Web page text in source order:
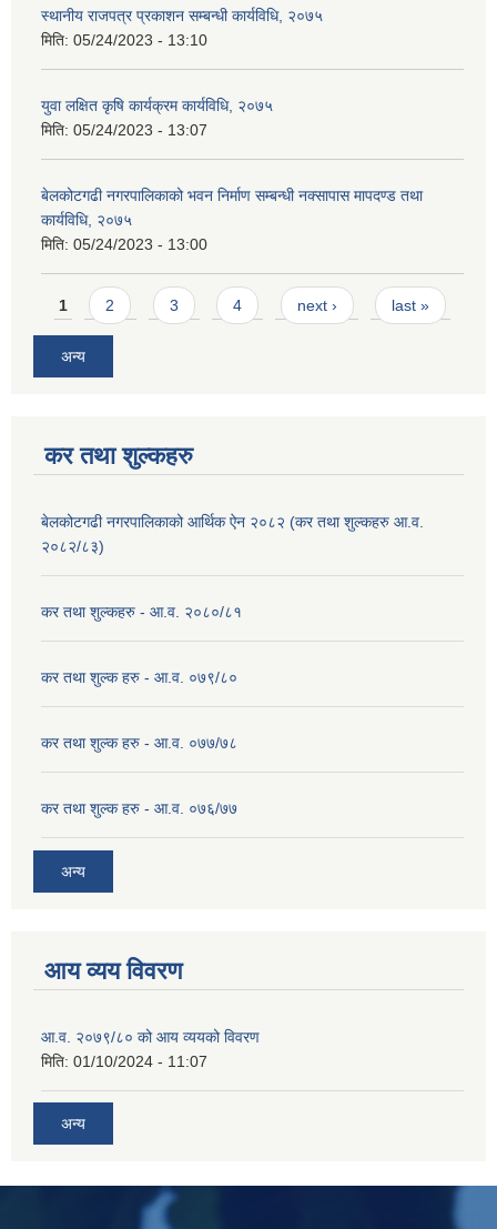
स्थानीय राजपत्र प्रकाशन सम्बन्धी कार्यविधि, २०७५
मिति: 05/24/2023 - 13:10
युवा लक्षित कृषि कार्यक्रम कार्यविधि, २०७५
मिति: 05/24/2023 - 13:07
बेलकोटगढी नगरपालिकाको भवन निर्माण सम्बन्धी नक्सापास मापदण्ड तथा
कार्यविधि, २०७५
मिति: 05/24/2023 - 13:00
Pages
1 2 3 4 next › last »
अन्य
कर तथा शुल्कहरु
बेलकोटगढी नगरपालिकाको आर्थिक ऐन २०८२ (कर तथा शुल्कहरु आ.व.
२०८२/८३)
कर तथा शुल्कहरु - आ.व. २०८०/८१
कर तथा शुल्क हरु - आ.व. ०७९/८०
कर तथा शुल्क हरु - आ.व. ०७७/७८
कर तथा शुल्क हरु - आ.व. ०७६/७७
अन्य
आय व्यय विवरण
आ.व. २०७९/८० को आय व्ययको विवरण
मिति: 01/10/2024 - 11:07
अन्य